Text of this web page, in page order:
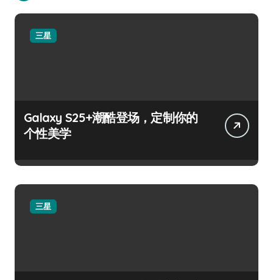
三星
Galaxy S25+潮酷登场，定制你的
个性美学
三星